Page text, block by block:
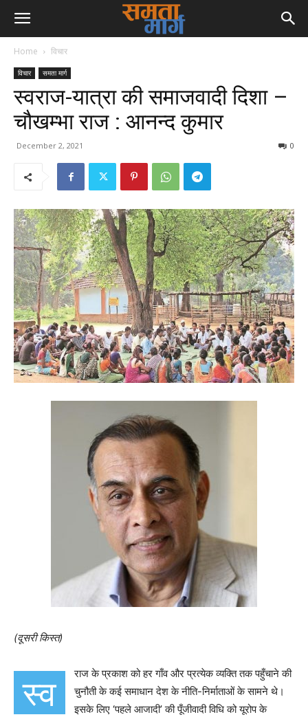
Home विचार
विचार समता मार्ग
स्वराज-यात्रा की समाजवादी दिशा –
चौखम्भा राज : आनन्द कुमार
December 2, 2021 0
(दूसरी किस्त)
स्व
राज के प्रकाश को हर गाँव और प्रत्येक व्यक्ति तक पहुँचाने की
चुनौती के कई समाधान देश के नीति-निर्माताओं के सामने थे।
इसके लिए ‘पहले आजादी’की पूँजीवादी विधि को यूरोप के